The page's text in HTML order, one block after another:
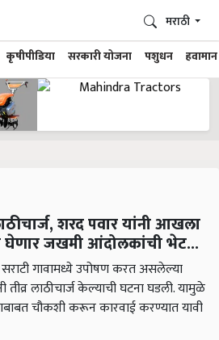
कृषीपीडिया सरकारी योजना पशुधन हवामान
मराठी
शरद पवार यांनी आखला
घेणार जखमी आंदोलकांची भेट...
गावामध्ये उपोषण करत असलेल्या
लाठीचार्ज केल्याची घटना घडली. यामुळे
चौकशी करून कारवाई करण्यात यावी